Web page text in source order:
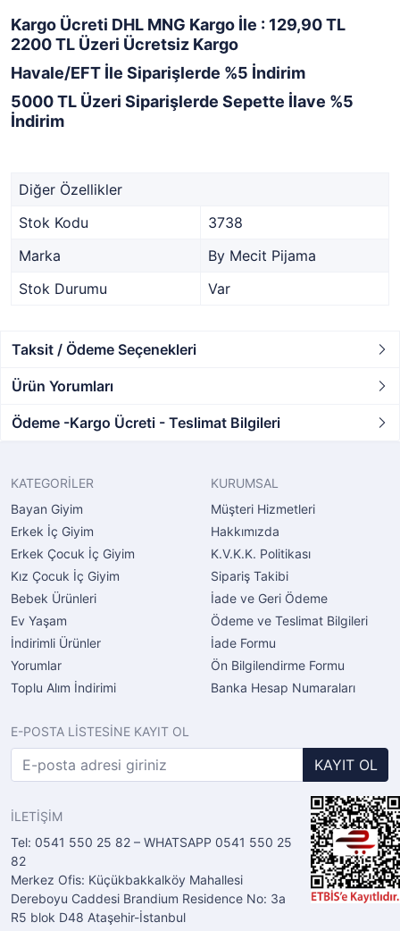
Kargo Ücreti DHL MNG Kargo İle : 129,90 TL
2200 TL Üzeri Ücretsiz Kargo
Havale/EFT İle Siparişlerde %5 İndirim
5000 TL Üzeri Siparişlerde Sepette İlave %5
İndirim
Diğer Özellikler
Stok Kodu
3738
Marka
By Mecit Pijama
Stok Durumu
Var
Taksit / Ödeme Seçenekleri
Ürün Yorumları
Ödeme -Kargo Ücreti - Teslimat Bilgileri
KATEGORİLER
Bayan Giyim
Erkek İç Giyim
Erkek Çocuk İç Giyim
Kız Çocuk İç Giyim
Bebek Ürünleri
Ev Yaşam
İndirimli Ürünler
Yorumlar
Toplu Alım İndirimi
KURUMSAL
Müşteri Hizmetleri
Hakkımızda
K.V.K.K. Politikası
Sipariş Takibi
İade ve Geri Ödeme
Ödeme ve Teslimat Bilgileri
İade Formu
Ön Bilgilendirme Formu
Banka Hesap Numaraları
E-POSTA LİSTESİNE KAYIT OL
KAYIT OL
İLETİŞİM
Tel: 0541 550 25 82 – WHATSAPP 0541 550 25
82
Merkez Ofis: Küçükbakkalköy Mahallesi
Dereboyu Caddesi Brandium Residence No: 3a
R5 blok D48 Ataşehir-İstanbul